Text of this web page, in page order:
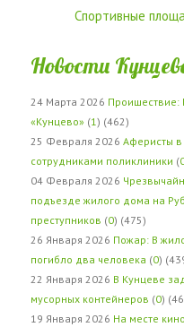
Спортивные
Новости
24 Марта 2026 Проишествие:
«Кунцево» (1 ) (462)
25 Февраля 2026 Аферисты
сотрудниками поликлиники (
04 Февраля 2026
подъезде жилого дома на
преступников (0) (475)
26 Января 2026 Пожар: В
погибло два человека (0)
22 Января 2026 В Кунцеве
мусорных контейнеров (0)
19 Января 2026 На месте